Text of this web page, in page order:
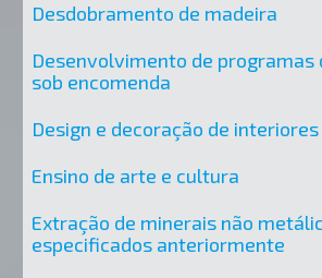
Desdobramento de madeira
Desenvolvimento de programas
sob encomenda
Design e decoração de interiores
Ensino de arte e cultura
Extração de minerais não
especificados anteriormente